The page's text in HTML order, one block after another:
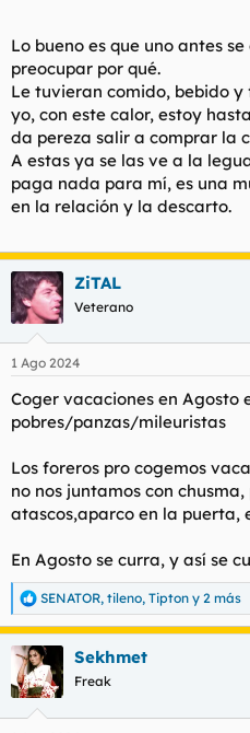
Lo bueno es que uno antes
preocupar por qué.
Le tuvieran comido, bebido
yo, con este calor, estoy
da pereza salir a comprar la
A estas ya se las ve a la
paga nada para mí, es una
en la relación y la descarto.
ZiTAL
Veterano
1 Ago 2024
Coger vacaciones en Agosto
pobres/panzas/mileuristas
Los foreros pro cogemos
no nos juntamos con
atascos,aparco en la puerta,
En Agosto se curra, y así se
R
e
c
c
i
SENATOR, tileno, Tipton y 2 más
Sekhmet
Freak